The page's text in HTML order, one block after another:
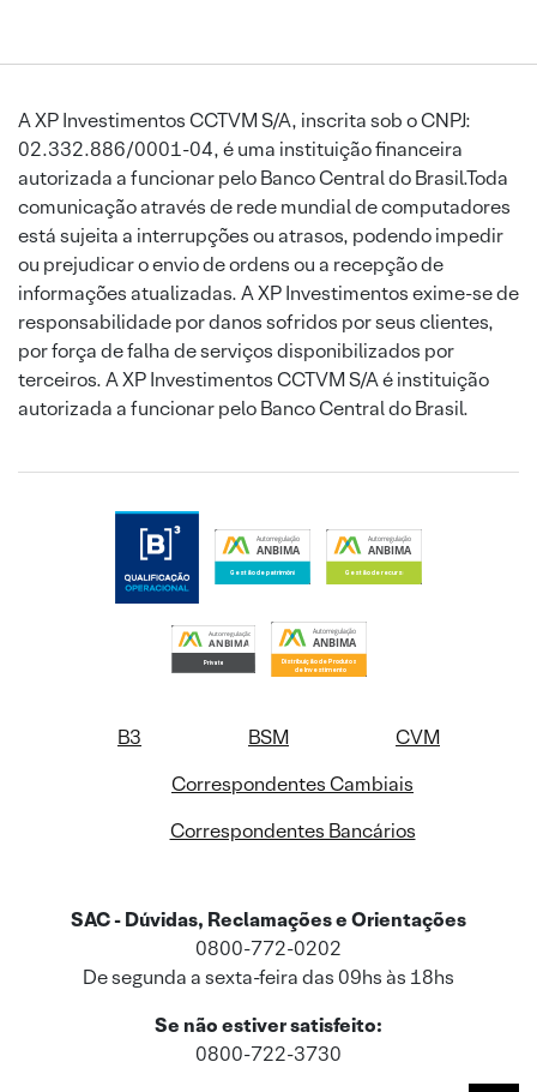
A XP Investimentos CCTVM S/A, inscrita sob o CNPJ:
02.332.886/0001-04, é uma instituição financeira
autorizada a funcionar pelo Banco Central do Brasil.Toda
comunicação através de rede mundial de computadores
está sujeita a interrupções ou atrasos, podendo impedir
ou prejudicar o envio de ordens ou a recepção de
informações atualizadas. A XP Investimentos exime-se de
responsabilidade por danos sofridos por seus clientes,
por força de falha de serviços disponibilizados por
terceiros. A XP Investimentos CCTVM S/A é instituição
autorizada a funcionar pelo Banco Central do Brasil.
B3 BSM
CVM
Correspondentes Cambiais
Correspondentes Bancários
SAC - Dúvidas, Reclamações e Orientações
0800-772-0202
De segunda a sexta-feira das 09hs às 18hs
Se não estiver satisfeito:
0800-722-3730